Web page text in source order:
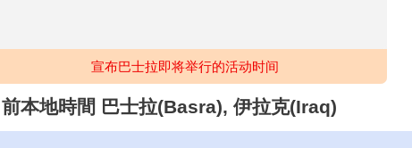
宣布巴士拉即将举行的活动时间
前本地時間 巴士拉(Basra), 伊拉克(Iraq)